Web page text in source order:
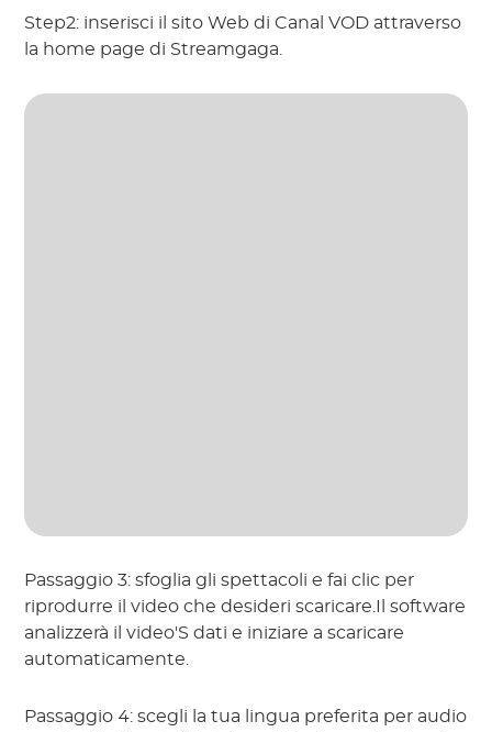
Step2: inserisci il sito Web di Canal VOD attraverso
la home page di Streamgaga.
Passaggio 3: sfoglia gli spettacoli e fai clic per
riprodurre il video che desideri scaricare.Il software
analizzerà il video'S dati e iniziare a scaricare
automaticamente.
Passaggio 4: scegli la tua lingua preferita per audio